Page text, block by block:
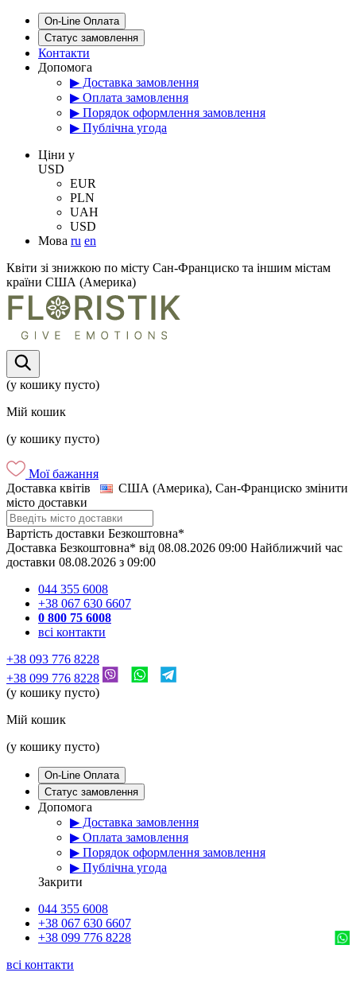
On-Line Оплата
Статус замовлення
Контакти
Допомога
▶ Доставка замовлення
▶ Оплата замовлення
▶ Порядок оформлення замовлення
▶ Публічна угода
Цiни у
USD
EUR
PLN
UAH
USD
Мова ru en
Квіти зі знижкою по місту Сан-Франциско та іншим містам
країни США (Америка)
(у кошику пусто)
Мій кошик
(у кошику пусто)
Мої бажання
Доставка квітів
США (Америка), Сан-Франциско змінити
місто доставки
Вартість доставки Безкоштовна*
Доставка Безкоштовна* від 08.08.2026 09:00 Найближчий час
доставки 08.08.2026 з 09:00
044 355 6008
+38 067 630 6607
0 800 75 6008
всі контакти
+38 093 776 8228
+38 099 776 8228
(у кошику пусто)
Мій кошик
(у кошику пусто)
On-Line Оплата
Статус замовлення
Допомога
▶ Доставка замовлення
▶ Оплата замовлення
▶ Порядок оформлення замовлення
▶ Публічна угода
Закрити
044 355 6008
+38 067 630 6607
+38 099 776 8228
всі контакти